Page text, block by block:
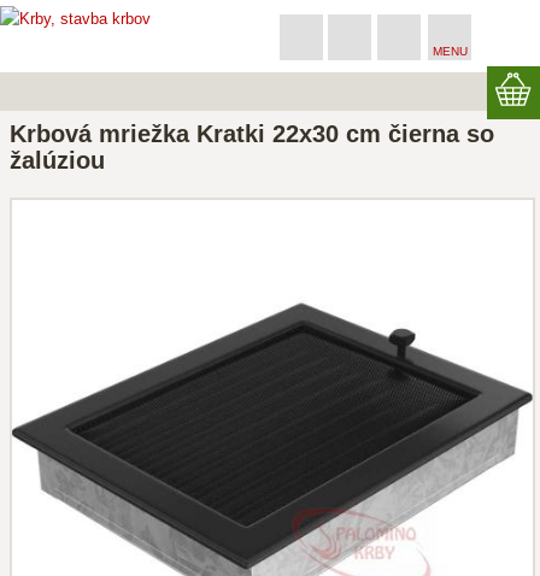
MENU
Krbová mriežka Kratki 22x30 cm čierna so
žalúziou